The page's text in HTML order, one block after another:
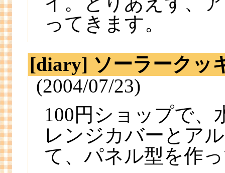
ってきます。
[diary] ソーラークッ
(2004/07/23)
100円ショップで、
レンジカバーとア
て、パネル型を作